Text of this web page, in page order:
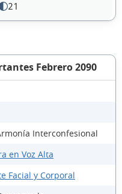
21
Febrero 2090
Interconfesional
en Voz Alta
Facial y Corporal